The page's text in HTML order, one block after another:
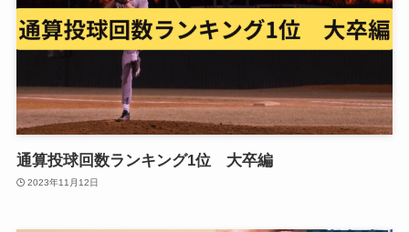
通算投球回数ランキング1位 大卒編
2023年11月12日